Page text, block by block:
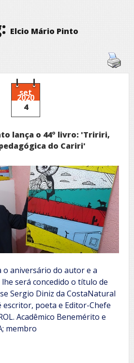
Elcio Mário Pinto
set
2020
4
lança o 44º livro: 'Tririri,
do Cariri'
o aniversário do autor e a
será concedido o título de
Sergio Diniz da CostaNatural
escritor, poeta e Editor-Chefe
Acadêmico Benemérito e
membro